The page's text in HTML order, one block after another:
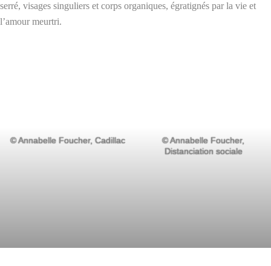
serré, visages singuliers et corps organiques, égratignés par la vie et
l’amour meurtri.
© Annabelle Foucher, Cadillac
© Annabelle Foucher,
Distanciation sociale